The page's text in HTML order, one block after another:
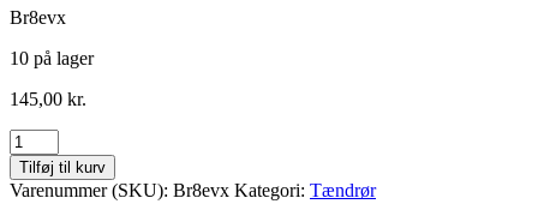
Br8evx
10 på lager
145,00 kr.
Tændrør
NGK
Br8evx
antal
Tilføj til kurv
Varenummer (SKU): Br8evx Kategori: Tændrør